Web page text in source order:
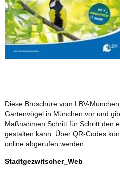
Diese Broschüre vom LBV-
Gartenvögel in München vor und
Maßnahmen Schritt für Schritt den
gestalten kann. Über QR-Codes
online abgerufen werden.
Stadtgezwitscher_Web